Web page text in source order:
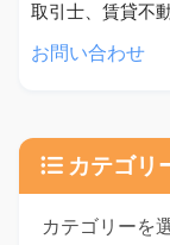
取引士、賃貸不
お問い合わせ
カテゴリ